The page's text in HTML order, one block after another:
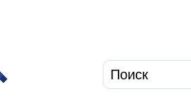
Форма